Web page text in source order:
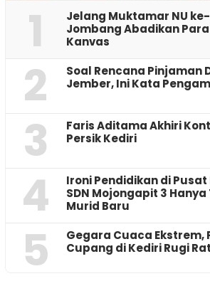
1
Jelang Muktamar NU
Jombang Abadikan
Kanvas
2
‎Soal Rencana Pinjaman
Jember, Ini Kata
3
Faris Aditama Akhiri
Persik Kediri
4
Ironi Pendidikan di
SDN Mojongapit 3
Murid Baru
5
‎Gegara Cuaca Ekstrem,
Cupang di Kediri Rugi